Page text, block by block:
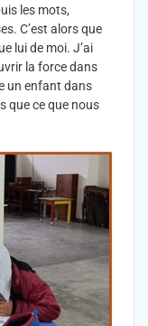
les mots,
C’est alors que
lui de moi. J’ai
la force dans
un enfant dans
que ce que nous